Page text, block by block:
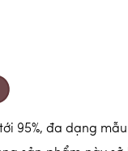
95%, đa dạng